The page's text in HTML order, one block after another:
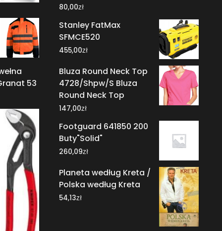
53
80,00zł
Stanley FatMax
SFMCE520
455,00zł
Bluza Round Neck Top
4728/Shpw/S Bluza
Round Neck Top
147,00zł
Footguard 641850 200
Buty"Solid"
260,09zł
Planeta według Kreta /
Polska według Kreta
54,13zł